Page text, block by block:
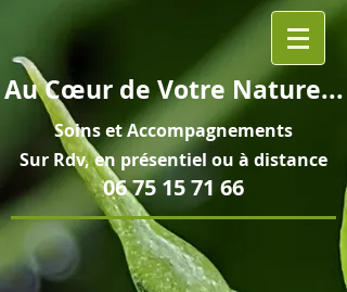
AuCœurde Votre Nature...
Soins etAccompagnements
Sur Rdv, en présentiel ou à distance
06 75 15 71 66